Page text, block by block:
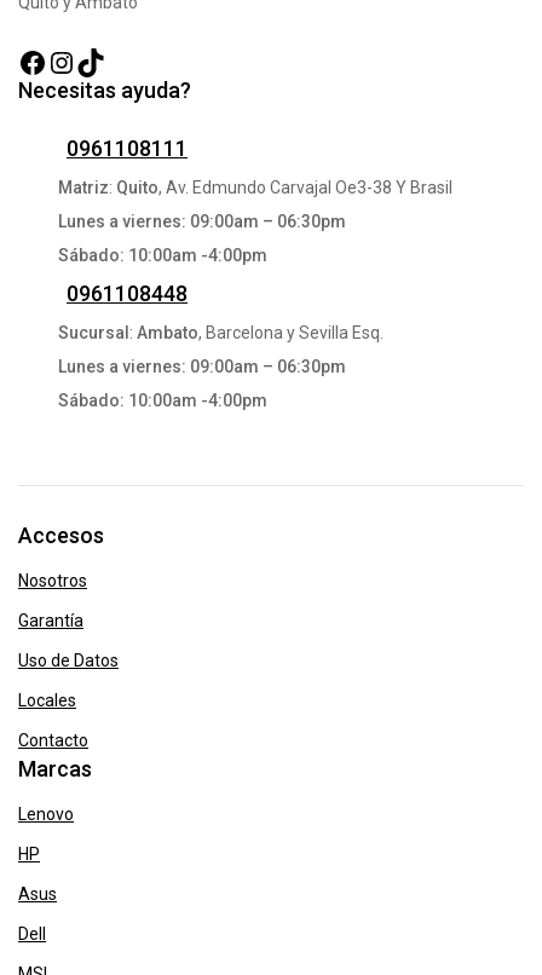
Facebook
Instagram
TikTok
Necesitas ayuda?
0961108111
Matriz: Quito, Av. Edmundo Carvajal Oe3-38 Y Brasil
Lunes a viernes: 09:00am – 06:30pm
Sábado: 10:00am -4:00pm
0961108448
Sucursal :Ambato, Barcelona y Sevilla Esq.
Lunes a viernes: 09:00am – 06:30pm
Sábado: 10:00am -4:00pm
Accesos
Nosotros
Garantía
Uso de Datos
Locales
Contacto
Marcas
Lenovo
HP
Asus
Dell